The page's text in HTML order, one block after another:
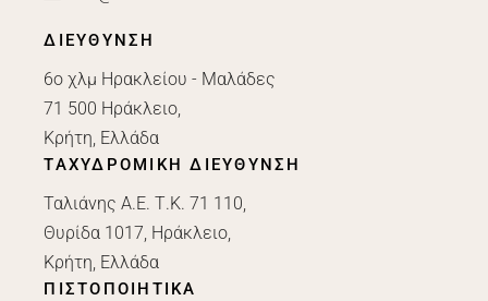
ΔΙΕΥΘΥΝΣΗ
6ο χλμ Ηρακλείου - Μαλάδες
71 500 Ηράκλειο,
Κρήτη, Ελλάδα
ΤΑΧΥΔΡΟΜΙΚΗ ΔΙΕΥΘΥΝΣΗ
Ταλιάνης Α.Ε. Τ.Κ. 71 110,
Θυρίδα 1017, Ηράκλειο,
Κρήτη, Ελλάδα
ΠΙΣΤΟΠΟΙΗΤΙΚΑ